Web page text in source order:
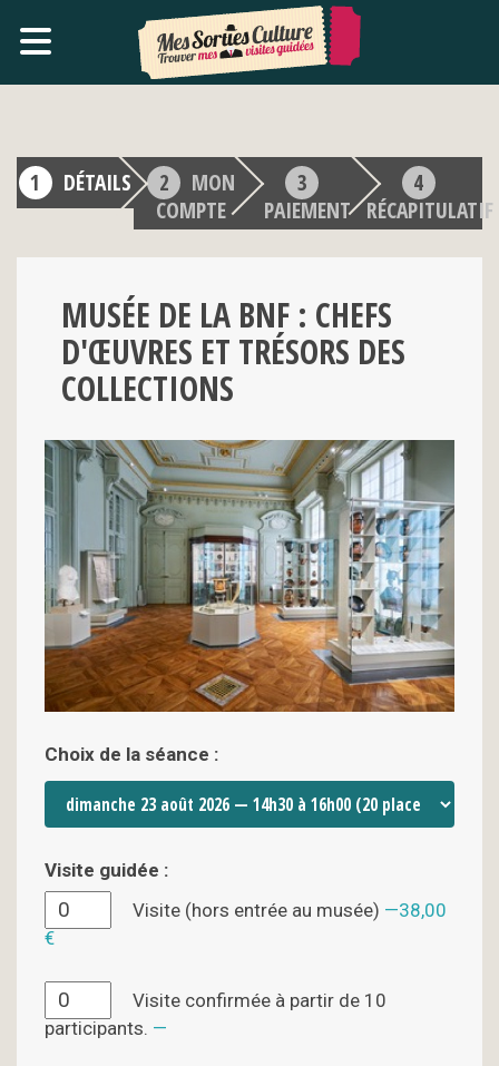
DÉTAILS
MON
COMPTE
PAIEMENT RÉCAPITULATIF
MUSÉE DE LA BNF : CHEFS
D'ŒUVRES ET TRÉSORS DES
COLLECTIONS
Choix de la séance :
Visite guidée :
Visite (hors entrée au musée)
38,00
€
Visite confirmée à partir de 10
participants.